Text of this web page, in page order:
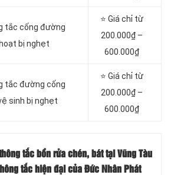
tắc cống đường
bị nghẹt
⭐ Giá chỉ từ
200.000₫ –
600.000₫
tắc đường cống
sinh bị nghẹt
⭐ Giá chỉ từ
200.000₫ –
600.000₫
tắc bồn rửa chén, bát tại Vũng Tàu
tắc hiện đại của Đức Nhân Phát